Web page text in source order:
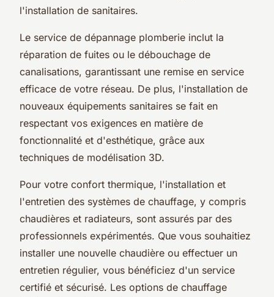
l'installation de sanitaires.
Le service de dépannage plomberie inclut la
réparation de fuites ou le débouchage de
canalisations, garantissant une remise en service
efficace de votre réseau. De plus, l'installation de
nouveaux équipements sanitaires se fait en
respectant vos exigences en matière de
fonctionnalité et d'esthétique, grâce aux
techniques de modélisation 3D.
Pour votre confort thermique, l'installation et
l'entretien des systèmes de chauffage, y compris
chaudières et radiateurs, sont assurés par des
professionnels expérimentés. Que vous souhaitiez
installer une nouvelle chaudière ou effectuer un
entretien régulier, vous bénéficiez d'un service
certifié et sécurisé. Les options de chauffage